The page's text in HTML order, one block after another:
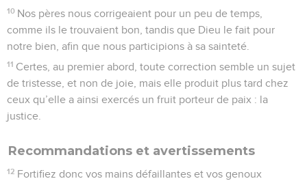
10 Nos pères nous corrigeaient pour un peu de temps,
comme ils le trouvaient bon, tandis que Dieu le fait pour
notre bien, afin que nous participions à sa sainteté.
11 Certes, au premier abord, toute correction semble un sujet
de tristesse, et non de joie, mais elle produit plus tard chez
ceux qu’elle a ainsi exercés un fruit porteur de paix : la
justice.
Recommandations et avertissements
12 Fortifiez donc vos mains défaillantes et vos genoux